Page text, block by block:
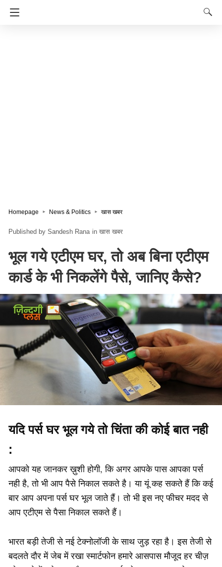
Homepage News & Politics खास खबर
Sandesh Rana in खास खबर
भूल गये एटीएम घर, तो अब बिना एटीएम
कार्ड के भी निकलेंगे पैसे, जानिए कैसे?
यदि पर्स घर भूल गये तो चिंता की कोई बात नही
:
आपको यह जानकर ख़ुशी होगी, कि अगर आपके पास आपका पर्स
नही है, तो भी आप पैसे निकाल सकते है। या यूं कह सकते हैं कि कई
बार आप अपना पर्स घर भूल जाते हैं। तो भी इस नए फीचर मदद से
आप एटीएम से पैसा निकाल सकते हैं।
भारत बड़ी तेजी से नई टेक्नोलॉजी के साथ जुड़ रहा है। इस तेजी से
बदलते दौर में जेब में रखा स्मार्टफोन हमारे आसपास मौजूद हर चीज़